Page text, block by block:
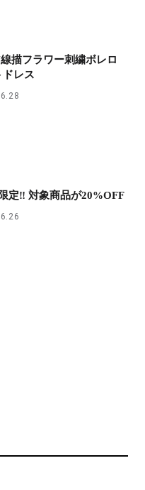
描フラワー刺繍ボレロ
ドレス
定‼︎ 対象商品が20%OFF